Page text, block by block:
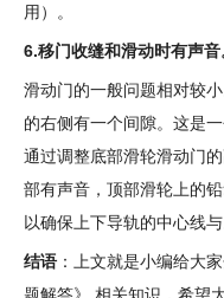
用）。
6.移门收缝和滑动时有声音
滑动门的一般问题相对较
的右侧有一个间隙。这是
通过调整底部滑轮滑动门
部有声音，顶部滑轮上的
以确保上下导轨的中心线
结语 ：上文就是小编给大